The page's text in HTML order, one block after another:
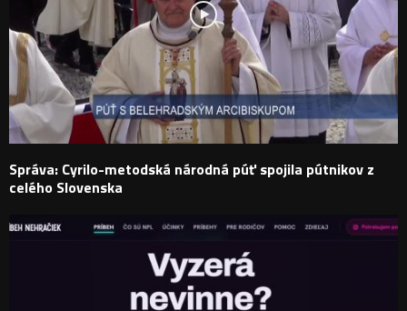
Správa: Cyrilo-metodská národná púť spojila pútnikov z
celého Slovenska